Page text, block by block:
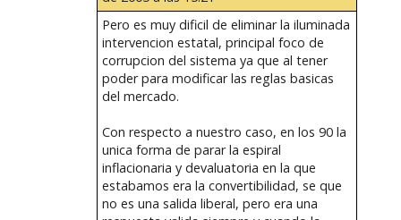
Pero es muy dificil de eliminar la iluminada
intervencion estatal, principal foco de
corrupcion del sistema ya que al tener
poder para modificar las reglas basicas
del mercado.
Con respecto a nuestro caso, en los 90 la
unica forma de parar la espiral
inflacionaria y devaluatoria en la que
estabamos era la convertibilidad, se que
no es una salida liberal, pero era una